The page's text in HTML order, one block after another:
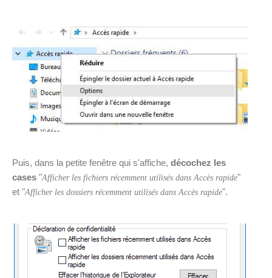
Puis, dans la petite fenêtre qui s'affiche, décochez les
cases "Afficher les fichiers récemment utilisés dans Accès rapide"
et "Afficher les dossiers récemment utilisés dans Accès rapide".